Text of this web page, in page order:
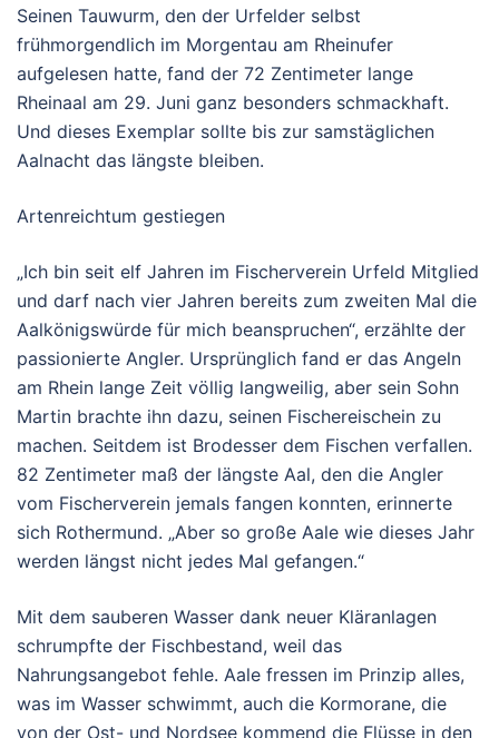
Seinen Tauwurm, den der Urfelder selbst
frühmorgendlich im Morgentau am Rheinufer
aufgelesen hatte, fand der 72 Zentimeter lange
Rheinaal am 29. Juni ganz besonders schmackhaft.
Und dieses Exemplar sollte bis zur samstäglichen
Aalnacht das längste bleiben.
Artenreichtum gestiegen
„Ich bin seit elf Jahren im Fischerverein Urfeld Mitglied
und darf nach vier Jahren bereits zum zweiten Mal die
Aalkönigswürde für mich beanspruchen“, erzählte der
passionierte Angler. Ursprünglich fand er das Angeln
am Rhein lange Zeit völlig langweilig, aber sein Sohn
Martin brachte ihn dazu, seinen Fischereischein zu
machen. Seitdem ist Brodesser dem Fischen verfallen.
82 Zentimeter maß der längste Aal, den die Angler
vom Fischerverein jemals fangen konnten, erinnerte
sich Rothermund. „Aber so große Aale wie dieses Jahr
werden längst nicht jedes Mal gefangen.“
Mit dem sauberen Wasser dank neuer Kläranlagen
schrumpfte der Fischbestand, weil das
Nahrungsangebot fehle. Aale fressen im Prinzip alles,
was im Wasser schwimmt, auch die Kormorane, die
von der Ost- und Nordsee kommend die Flüsse in den